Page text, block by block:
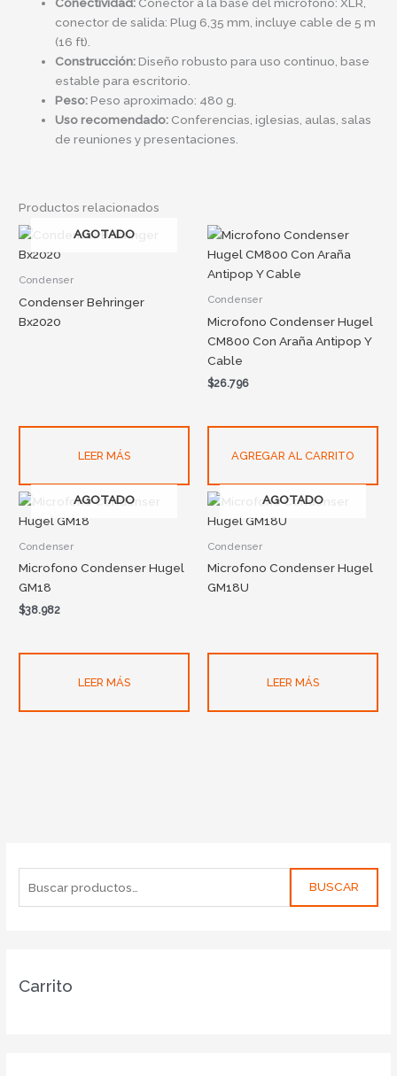
BUSCAR
Carrito
conector de salida: Plug 6,35 mm, incluye cable de 5 m
(16 ft).
Construcción:Diseño robusto para uso continuo, base
estable para escritorio.
Peso:Peso aproximado: 480 g.
Uso recomendado: Conferencias, iglesias, aulas, salas
de reuniones y presentaciones.
Productos relacionados
AGOTADO
Condenser
Condenser Behringer
Bx2020
LEER MÁS
Condenser
Microfono Condenser Hugel
CM800 Con Araña Antipop Y
Cable
$26.796
AGREGAR AL CARRITO
AGOTADO
Condenser
Microfono Condenser Hugel
GM18
$38.982
LEER MÁS
AGOTADO
Condenser
Microfono Condenser Hugel
GM18U
LEER MÁS